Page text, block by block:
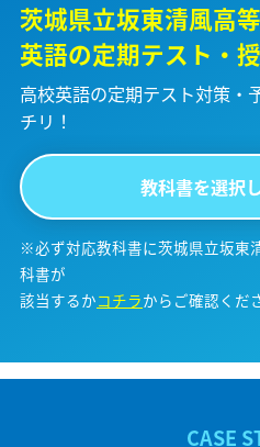
茨城県立坂東清風高
英語の定期テスト・
高校英語の定期テスト対策・
チリ！
教科書を選択
※必ず対応教科書に茨城県立坂東
科書が
該当するかコチラからご確認くだ